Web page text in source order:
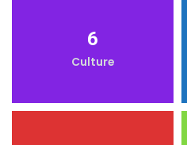
6
Culture